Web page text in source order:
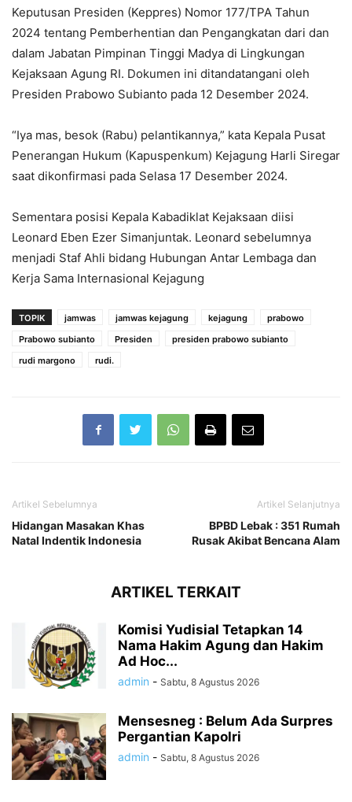
Keputusan Presiden (Keppres) Nomor 177/TPA Tahun
2024 tentang Pemberhentian dan Pengangkatan dari dan
dalam Jabatan Pimpinan Tinggi Madya di Lingkungan
Kejaksaan Agung RI. Dokumen ini ditandatangani oleh
Presiden Prabowo Subianto pada 12 Desember 2024.
“Iya mas, besok (Rabu) pelantikannya,” kata Kepala Pusat
Penerangan Hukum (Kapuspenkum) Kejagung Harli Siregar
saat dikonfirmasi pada Selasa 17 Desember 2024.
Sementara posisi Kepala Kabadiklat Kejaksaan diisi
Leonard Eben Ezer Simanjuntak. Leonard sebelumnya
menjadi Staf Ahli bidang Hubungan Antar Lembaga dan
Kerja Sama Internasional Kejagung
TOPIK jamwas jamwas kejagung kejagung
prabowo
Prabowo subianto
Presiden
presiden prabowo subianto
rudi margono
rudi.
Artikel Sebelumnya
Hidangan Masakan Khas
Natal Indentik Indonesia
Artikel Selanjutnya
BPBD Lebak : 351 Rumah
Rusak Akibat Bencana Alam
ARTIKEL TERKAIT
Komisi Yudisial Tetapkan 14
Nama Hakim Agung dan Hakim
Ad Hoc...
admin - Sabtu, 8 Agustus 2026
Mensesneg : Belum Ada Surpres
Pergantian Kapolri
admin - Sabtu, 8 Agustus 2026